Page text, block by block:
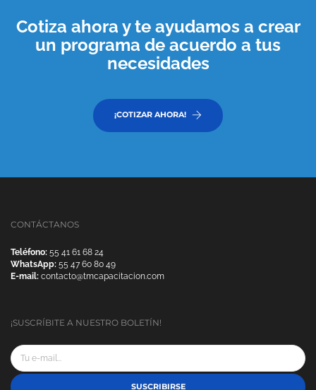
Cotiza ahora y te ayudamos a crear
un programa de acuerdo a tus
necesidades
¡COTIZAR AHORA!
CONTÁCTANOS
Teléfono: 55 41 61 68 24
WhatsApp: 55 47 60 80 49
E-mail: contacto@tmcapacitacion.com
¡SUSCRÍBITE A NUESTRO BOLETÍN!
SUSCRIBIRSE